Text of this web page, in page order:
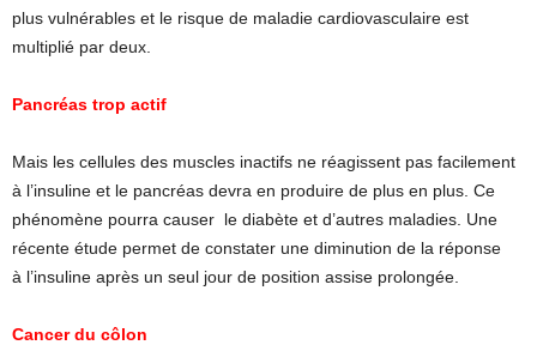
plus vulnérables et le risque de maladie cardiovasculaire est
multiplié par deux.
Pancréas trop actif
Mais les cellules des muscles inactifs ne réagissent pas facilement
à l’insuline et le pancréas devra en produire de plus en plus. Ce
phénomène pourra causer le diabète et d’autres maladies. Une
récente étude permet de constater une diminution de la réponse
à l’insuline après un seul jour de position assise prolongée.
Cancer du côlon